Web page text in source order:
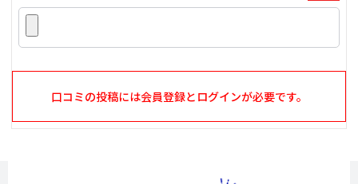
口コミの投稿には会員登録とログインが必要です。